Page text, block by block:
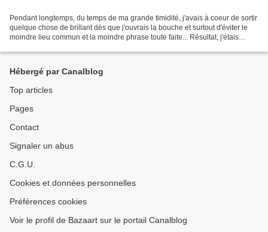
Pendant longtemps, du temps de ma grande timidité, j'avais à coeur de sortir
quelque chose de brillant dès que j'ouvrais la bouche et surtout d'éviter le
moindre lieu commun et la moindre phrase toute faite... Résultat, j'étais
Hébergé par Canalblog
Top articles
Pages
Contact
Signaler un abus
C.G.U.
Cookies et données personnelles
Préférences cookies
Voir le profil de Bazaart sur le portail Canalblog